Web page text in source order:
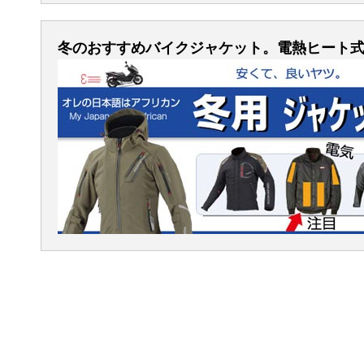
冬のおすすめバイクジャケット。電熱ヒート